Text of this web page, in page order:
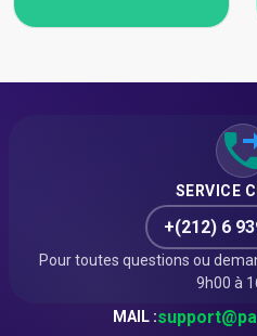
SERVICE
+(212) 6
Pour toutes questions ou
9h00 à
MAIL :